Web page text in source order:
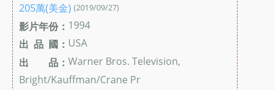
205萬(美金) (2019/09/27)
影片年份： 1994
出 品 國： USA
出 品： Warner Bros. Television,
Bright/Kauffman/Crane Pr